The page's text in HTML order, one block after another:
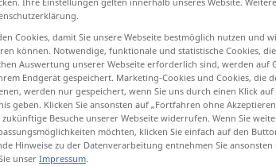
solch
Cookies, damit Sie unsere Webseite bestmöglich nutzen und
können. Notwendige, funktionale und statistische Cookies,
Auswertung unserer Webseite erforderlich sind, werden auf
Endgerät gespeichert. Marketing-Cookies und Cookies, die
werden nur gespeichert, wenn Sie uns durch einen Klick
geben. Klicken Sie ansonsten auf „Fortfahren ohne
Besuche unserer Webseite widerrufen. Wenn Sie
möchten, klicken Sie einfach auf den
Hinweise zu der Datenverarbeitung entnehmen Sie ansonsten
unser Impressum.